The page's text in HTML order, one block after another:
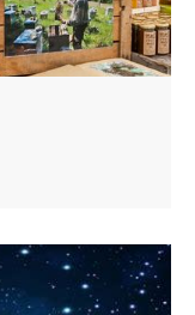
tournoi de